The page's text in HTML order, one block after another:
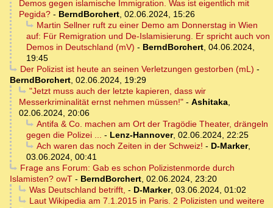
Demos gegen islamische Immigration. Was ist eigentlich mit
Pegida? - BerndBorchert, 02.06.2024, 15:26
Martin Sellner ruft zu einer Demo am Donnerstag in Wien
auf: Für Remigration und De-Islamisierung. Er spricht auch von
Demos in Deutschland (mV) - BerndBorchert, 04.06.2024,
19:45
Der Polizist ist heute an seinen Verletzungen gestorben (mL) -
BerndBorchert, 02.06.2024, 19:29
"Jetzt muss auch der letzte kapieren, dass wir
Messerkriminalität ernst nehmen müssen!" - Ashitaka,
02.06.2024, 20:06
Antifa & Co. machen am Ort der Tragödie Theater, drängeln
gegen die Polizei ... - Lenz-Hannover, 02.06.2024, 22:25
Ach waren das noch Zeiten in der Schweiz! - D-Marker,
03.06.2024, 00:41
Frage ans Forum: Gab es schon Polizistenmorde durch
Islamisten? owT - BerndBorchert, 02.06.2024, 23:20
Was Deutschland betrifft, - D-Marker, 03.06.2024, 01:02
Laut Wikipedia am 7.1.2015 in Paris. 2 Polizisten und weitere